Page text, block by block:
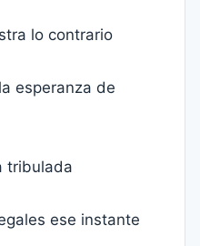
lo contrario
esperanza de
tribulada
ese instante